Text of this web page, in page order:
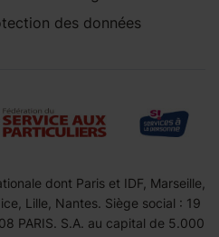
des données
dont Paris et IDF, Marseille,
Lille, Nantes. Siège social : 19
PARIS. S.A. au capital de 5.000